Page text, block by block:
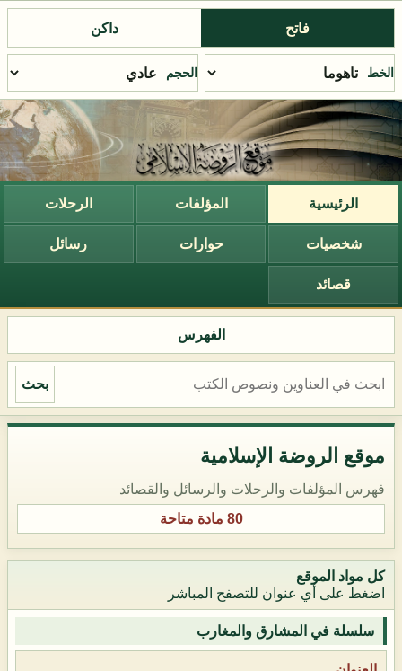
فاتح داكن
الخط الحجم
الرئيسية المؤلفات الرحلات
شخصيات حوارات رسائل
قصائد
الفهرس
بحث
موقع الروضة الإسلامية
فهرس المؤلفات والرحلات والرسائل والقصائد
80 مادة متاحة
كل مواد الموقع
اضغط على أي عنوان للتصفح المباشر
سلسلة في المشارق والمغارب